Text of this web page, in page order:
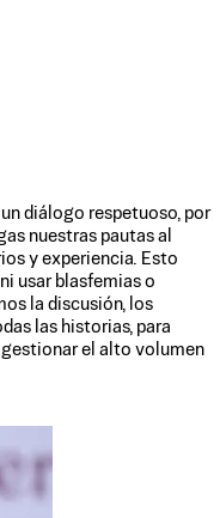
diálogo respetuoso, por
nuestras pautas al
y experiencia. Esto
usar blasfemias o
la discusión, los
las historias, para
el alto volumen